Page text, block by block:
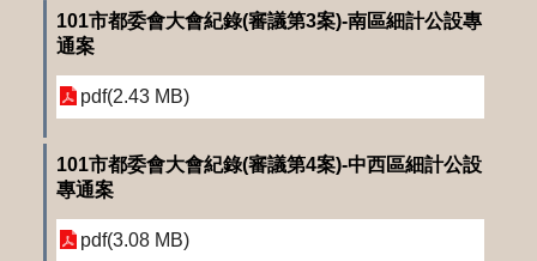
101市都委會大會紀錄(審議第3案)-南區細計公設專
通案
pdf(2.43 MB)
101市都委會大會紀錄(審議第4案)-中西區細計公設
專通案
pdf(3.08 MB)